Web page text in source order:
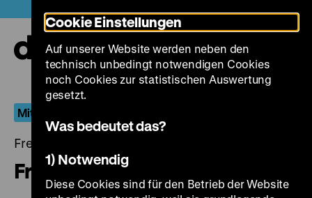
zum
Seiteninhalt
springen
Mit Nonchalance am Abgrund
Freitag, 20. Mai 2022, 18.30 Uhr
Fremde Stadt
Cookie Einstellungen
Auf unserer Website werden neben den
technisch unbedingt notwendigen Cookies
noch Cookies zur statistischen Auswertung
gesetzt.
Was bedeutet das?
1) Notwendig
Diese Cookies sind für den Betrieb der Website